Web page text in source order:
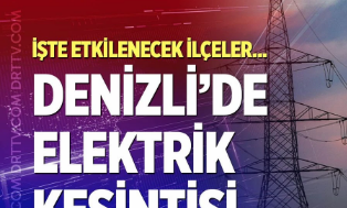
Teknoloji
Yaşam
Sağlık
Yazarlar